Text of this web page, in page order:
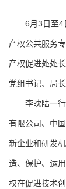
6月3日至4
产权公共服务
产权促进处处
党组书记、局
李眈陆一
有限公司、中
新企业和研发
造、保护、运
权在促进技术